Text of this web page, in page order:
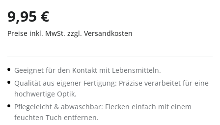
9,95 €
Preise inkl. MwSt. zzgl. Versandkosten
Geeignet für den Kontakt mit Lebensmitteln.
Qualität aus eigener Fertigung: Präzise verarbeitet für eine
hochwertige Optik.
Pflegeleicht & abwaschbar: Flecken einfach mit einem
feuchten Tuch entfernen.